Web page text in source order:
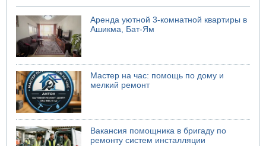
Аренда уютной 3-комнатной квартиры в
Ашикма, Бат-Ям
Мастер на час: помощь по дому и
мелкий ремонт
Вакансия помощника в бригаду по
ремонту систем инсталляции